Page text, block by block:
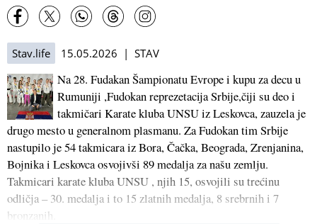
Stav.life 15.05.2026 | STAV
Na 28. Fudakan Šampionatu Evrope i kupu za decu u
Rumuniji ,Fudokan reprezetacija Srbije,čiji su deo i
takmičari Karate kluba UNSU iz Leskovca, zauzela je
drugo mesto u generalnom plasmanu. Za Fudokan tim Srbije
nastupilo je 54 takmicara iz Bora, Čačka, Beograda, Zrenjanina,
Bojnika i Leskovca osvojivši 89 medalja za našu zemlju.
Takmicari karate kluba UNSU , njih 15, osvojili su trećinu
odličja – 30. medalja i to 15 zlatnih medalja, 8 srebrnih i 7
bronzanih.